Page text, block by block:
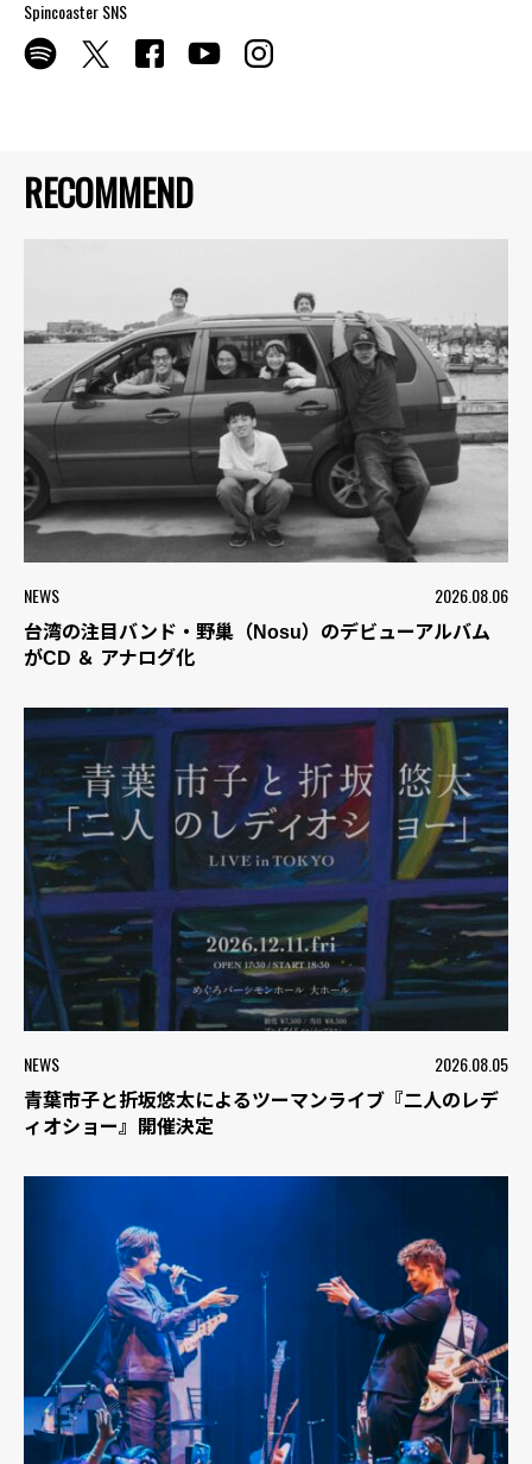
RECOMMEND
NEWS 2026.08.06
台湾の注目バンド・野巢（Nosu）のデビューアルバム
がCD ＆ アナログ化
NEWS 2026.08.05
青葉市子と折坂悠太によるツーマンライブ『二人のレデ
ィオショー』開催決定
Spincoaster SNS